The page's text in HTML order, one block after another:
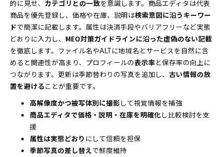
的に見せ、 カテゴリとの一致を意識します。商品エディタは代表
商品を優先登録し、価格や在庫、説明は検索意図に沿うキーワー
ドで簡潔に記載します。属性は決済手段やバリアフリーなど実態
どおりに入力し、 MEO対策ガイドラインに沿った虚偽のない記載
を徹底します。ファイル名やALTに地域名とサービスを自然に含
めると関連性が高まり、プロフィールの表示率と保存率の向上に
つながります。更新は季節替わりの写真を追加し、 古い情報の放
置を避けることが重要です。
高解像度かつ被写体別に撮影 して視覚情報を補強
商品エディタで価格・説明・在庫を明確化 し比較検討を支
援
属性は実態どおり にして信頼を担保
季節写真の差し替えで鮮度維持